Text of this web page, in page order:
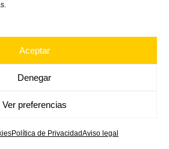
Aceptar
Denegar
Ver preferencias
Política de PrivacidadAviso legal